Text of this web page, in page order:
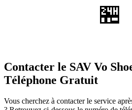
🏪
Contacter le SAV Vo
Téléphone Gratuit
Vous cherchez à contacter le service